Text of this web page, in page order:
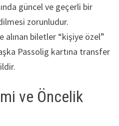
güncel ve geçerli bir
zorunludur.
alınan biletler “kişiye özel”
Passolig kartına transfer
ve Öncelik